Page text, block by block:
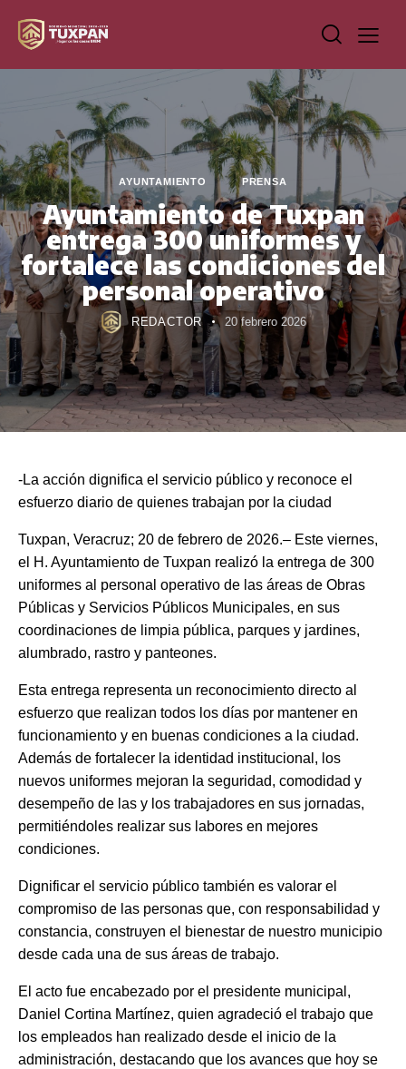
AYUNTAMIENTO PRENSA
Ayuntamiento de Tuxpan
entrega 300 uniformes y
fortalece las condiciones del
personal operativo
REDACTOR 20 febrero 2026
-La acción dignifica el servicio público y reconoce el
esfuerzo diario de quienes trabajan por la ciudad
Tuxpan, Veracruz; 20 de febrero de 2026.– Este viernes,
el H. Ayuntamiento de Tuxpan realizó la entrega de 300
uniformes al personal operativo de las áreas de Obras
Públicas y Servicios Públicos Municipales, en sus
coordinaciones de limpia pública, parques y jardines,
alumbrado, rastro y panteones.
Esta entrega representa un reconocimiento directo al
esfuerzo que realizan todos los días por mantener en
funcionamiento y en buenas condiciones a la ciudad.
Además de fortalecer la identidad institucional, los
nuevos uniformes mejoran la seguridad, comodidad y
desempeño de las y los trabajadores en sus jornadas,
permitiéndoles realizar sus labores en mejores
condiciones.
Dignificar el servicio público también es valorar el
compromiso de las personas que, con responsabilidad y
constancia, construyen el bienestar de nuestro municipio
desde cada una de sus áreas de trabajo.
El acto fue encabezado por el presidente municipal,
Daniel Cortina Martínez, quien agradeció el trabajo que
los empleados han realizado desde el inicio de la
administración, destacando que los avances que hoy se